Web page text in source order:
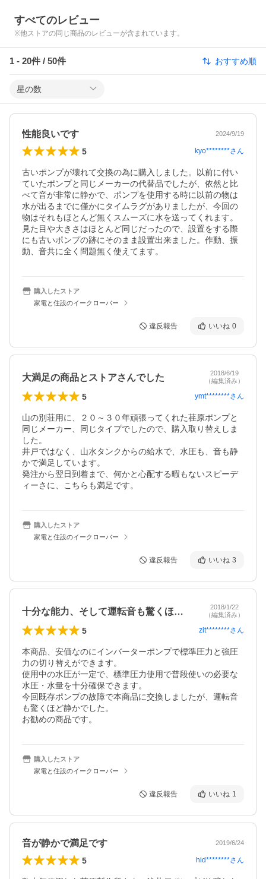
すべてのレビュー
※他ストアの同じ商品のレビューが含まれています。
1 - 20件 / 50件 おすすめ順
星の数
性能良いです 2024/9/19
5 kyo********さん
古いポンプが壊れて交換の為に購入しました。以前に付い
ていたポンプと同じメーカーの代替品でしたが、依然と比
べて音が非常に静かで、ポンプを使用する時に以前の物は
水が出るまでに僅かにタイムラグがありましたが、今回の
物はそれもほとんど無くスムーズに水を送ってくれます。
見た目や大きさはほとんど同じだったので、設置をする際
にも古いポンプの跡にそのまま設置出来ました。作動、振
動、音共に全く問題無く使えてます。
購入したストア
家電と住設のイークローバー
違反報告 いいね 0
大満足の商品とストアさんでした
2018/6/19
（編集済み）
5 ymt********さん
山の別荘用に、２０～３０年頑張ってくれた荏原ポンプと
同じメーカー、同じタイプでしたので、購入取り替えしま
した。
井戸ではなく、山水タンクからの給水で、水圧も、音も静
かで満足しています。
発注から翌日到着まで、何かと心配する暇もないスピーデ
ィーさに、こちらも満足です。
購入したストア
家電と住設のイークローバー
違反報告 いいね 3
十分な能力、そして運転音も驚くほど静か
2018/1/22
（編集済み）
5 zit********さん
本商品、安価なのにインバーターポンプで標準圧力と強圧
力の切り替えができます。
使用中の水圧が一定で、標準圧力使用で普段使いの必要な
水圧・水量を十分確保できます。
今回既存ポンプの故障で本商品に交換しましたが、運転音
も驚くほど静かでした。
お勧めの商品です。
購入したストア
家電と住設のイークローバー
違反報告 いいね 1
音が静かで満足です 2019/6/24
5 hid********さん